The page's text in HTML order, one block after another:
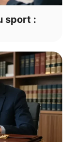
sport :